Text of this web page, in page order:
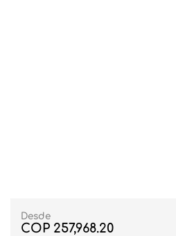
Desde
COP 257,968.20